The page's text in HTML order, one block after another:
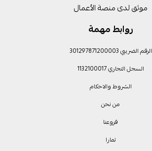
روابط مهمة
الرقم الضريبي 301297871200003
السجل التجاري 1132100017
الشروط والاحكام
من نحن
فروعنا
تمارا
موثق لدى منصة الأعمال